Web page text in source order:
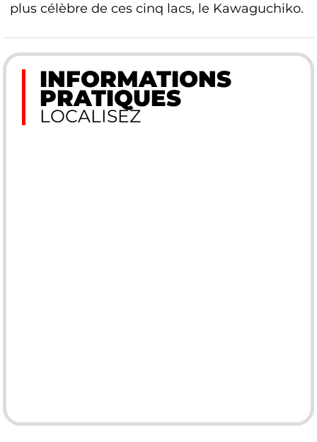
plus célèbre de ces cinq lacs, le Kawaguchiko.
INFORMATIONS
PRATIQUES
LOCALISEZ